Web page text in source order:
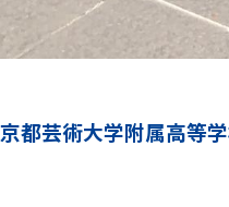
京都芸術大学附属高等